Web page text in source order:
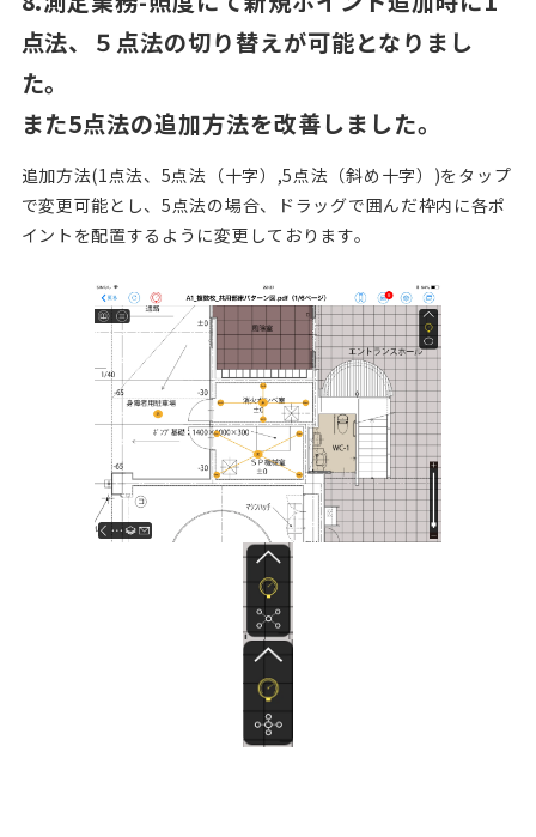
点法、５点法の切り替えが可能となりまし
た。
また5点法の追加方法を改善しました。
追加方法(1点法、5点法（十字）,5点法（斜め十字）)をタップ
で変更可能とし、5点法の場合、ドラッグで囲んだ枠内に各ポ
イントを配置するように変更しております。